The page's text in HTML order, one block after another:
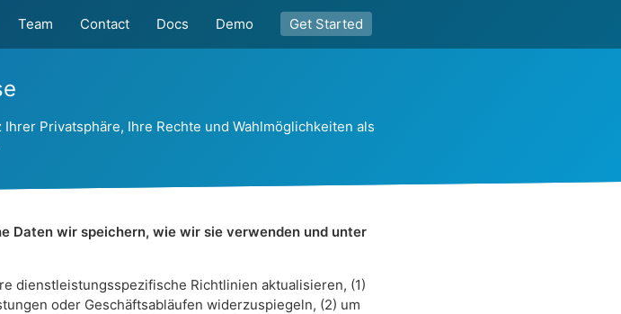
Team Contact Docs Demo Get Started
Privatsphäre, Ihre Rechte und Wahlmöglichkeiten als
Daten wir speichern, wie wir sie verwenden und unter
dienstleistungsspezifische Richtlinien aktualisieren, (1)
oder Geschäftsabläufen widerzuspiegeln, (2) um